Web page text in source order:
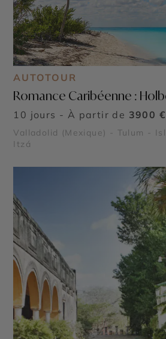
AUTOTOUR
Romance Caribéenne :
10 jours - À partir de 3900 €
Valladolid (Mexique) - Tulum -
Itzá